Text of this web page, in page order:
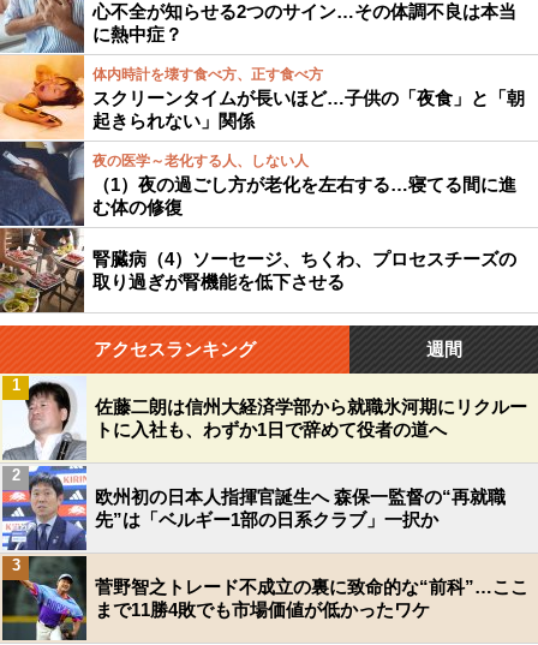
心不全が知らせる2つのサイン…その体調不良は本当
に熱中症？
体内時計を壊す食べ方、正す食べ方
スクリーンタイムが長いほど…子供の「夜食」と「朝
起きられない」関係
夜の医学～老化する人、しない人
（1）夜の過ごし方が老化を左右する…寝てる間に進
む体の修復
腎臓病（4）ソーセージ、ちくわ、プロセスチーズの
取り過ぎが腎機能を低下させる
アクセスランキング 週間
佐藤二朗は信州大経済学部から就職氷河期にリクルー
トに入社も、わずか1日で辞めて役者の道へ
1
欧州初の日本人指揮官誕生へ 森保一監督の“再就職
先”は「ベルギー1部の日系クラブ」一択か
2
菅野智之トレード不成立の裏に致命的な“前科”…ここ
まで11勝4敗でも市場価値が低かったワケ
3